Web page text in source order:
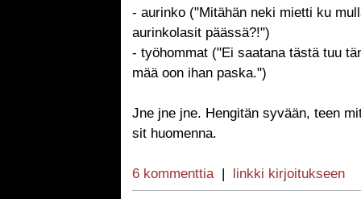
- aurinko ("Mitähän neki mietti ku
aurinkolasit päässä?!")
- työhommat ("Ei saatana tästä tuu
mää oon ihan paska.")
Jne jne jne. Hengitän syvään, teen
sit huomenna.
6 kommenttia| linkki kirjoitukseen